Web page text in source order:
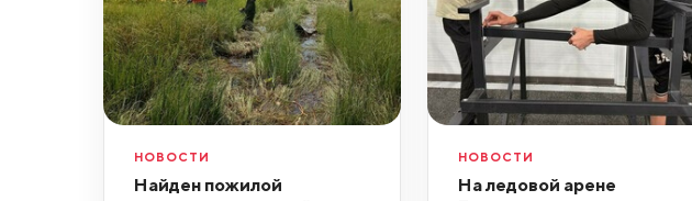
НОВОСТИ
Найден пожилой
НОВОСТИ
На ледовой арене